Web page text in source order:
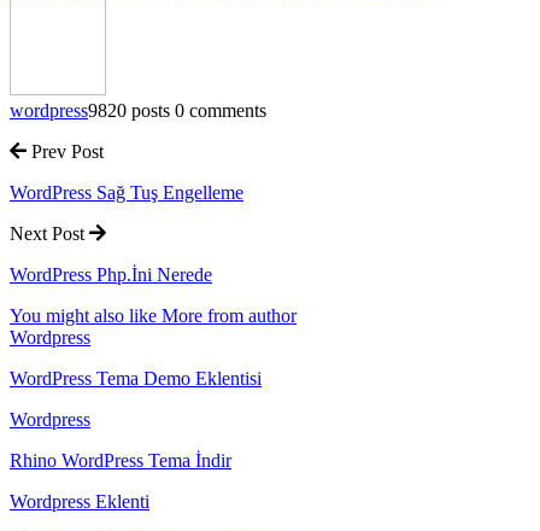
wordpress9820 posts 0 comments
Prev Post
WordPress Sağ Tuş Engelleme
Next Post
WordPress Php.İni Nerede
You might also like More from author
Wordpress
WordPress Tema Demo Eklentisi
Wordpress
Rhino WordPress Tema İndir
Wordpress Eklenti